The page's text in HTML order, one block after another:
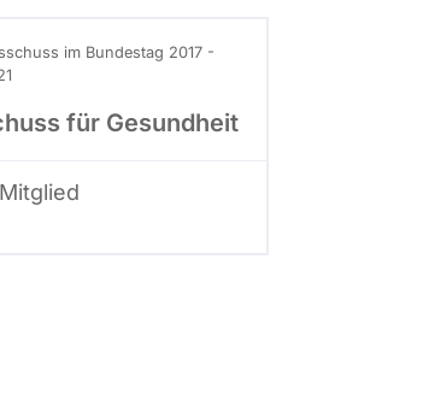
im Bundestag 2017 -
für Gesundheit